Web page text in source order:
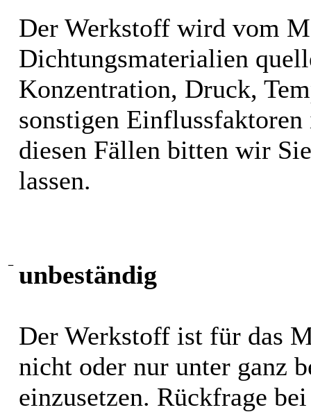
Der Werkstoff wird vom
Dichtungsmaterialien
Konzentration, Druck,
sonstigen
diesen Fällen bitten wir
lassen.
− unbeständig
Der Werkstoff ist für das
nicht oder nur unter ganz
einzusetzen. Rückfrage